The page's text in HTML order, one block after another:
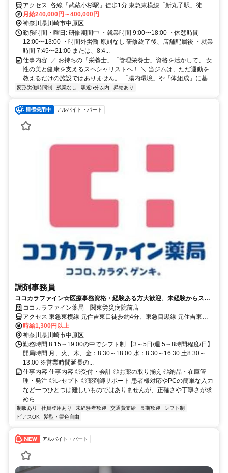
パーボディ)
アクセス: 各線「武蔵小杉駅」徒歩1分 東急東横線「新丸子駅」徒歩6
分
月給240,000円～400,000円
神奈川県川崎市中原区
勤務時間・曜日: 研修期間中 ・就業時間 9:00〜18:00 ・休憩時間
12:00〜13:00 ・時間外労働 原則なし 研修終了後、店舗配属後 ・就業
時間 7:45〜21:00 または、8:4...
仕事内容: ／ お持ちの「栄養士」「管理栄養士」資格を活かして、 女
性の美と健康を支えるスペシャリストへ！ ＼ 当ジムは、ただ運動を
教えるだけの施設ではありません。 「腸内環境」や「体組成」に基...
変形労働時間制 残業なし 駅近5分以内 昇給あり
アルバイト・パート
調剤事務員
ココカラファイン☆医療事務資格・経験ある方大歓迎、未経験からスタ
ートした仲間も多数活躍中！
ココカラファイン薬局 関東労災病院前店
アクセス 東急東横線 元住吉東口徒歩約4分、東急目黒線 元住吉東口
徒歩約4分、東急目黒線 武蔵小杉南口1徒歩約13分
時給1,300円以上
神奈川県川崎市中原区
勤務時間 8:15～19:00の中でシフト制 【3～5日/週 5～8時間程度/日】
開局時間 月、火、木、金：8:30～18:00 水：8:30～16:30 土8:30～
13:00 ※営業時間延長の...
仕事内容 仕事内容 ◎受付・会計 ◎お薬の取り揃え ◎納品・在庫管
理・発注 ◎レセプト ◎薬剤師サポート 患者様対応やPCの簡単な入力
など一つひとつは難しいものではありませんが、正確さや丁寧さが求
めら...
制服あり 社員登用あり 未経験者歓迎 交通費支給 長期歓迎
シフト制
ピアスOK
髪型・髪色自由
アルバイト・パート